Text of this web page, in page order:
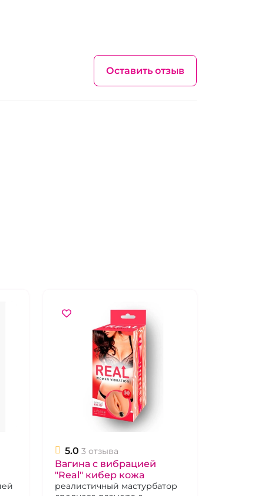
Оставить отзыв
5.0 3 отзыва
Вагина с вибрацией
"Real" кибер кожа
реалистичный мастурбатор